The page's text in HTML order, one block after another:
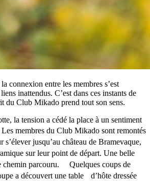
connexion entre les membres s’est
inattendus. C’est dans ces instants de
du Club Mikado prend tout son sens.
la tension a cédé la place à un sentiment
membres du Club Mikado sont remontés
jusqu’au château de Bramevaque,
sur leur point de départ. Une belle
chemin parcouru. Quelques coups de
a découvert une table d’hôte dressée